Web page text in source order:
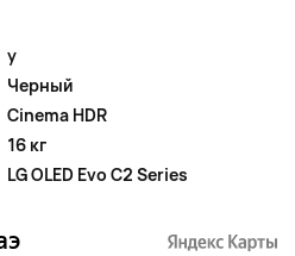
y
Черный
Cinema HDR
16 кг
LG OLED Evo C2 Series